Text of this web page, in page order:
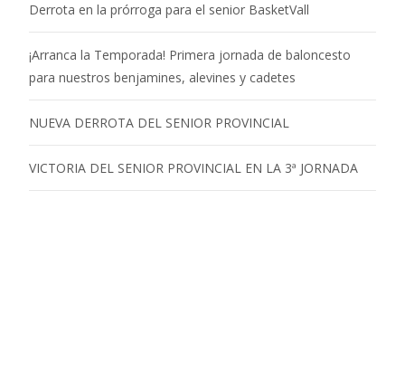
Derrota en la prórroga para el senior BasketVall
¡Arranca la Temporada! Primera jornada de baloncesto
para nuestros benjamines, alevines y cadetes
NUEVA DERROTA DEL SENIOR PROVINCIAL
VICTORIA DEL SENIOR PROVINCIAL EN LA 3ª JORNADA